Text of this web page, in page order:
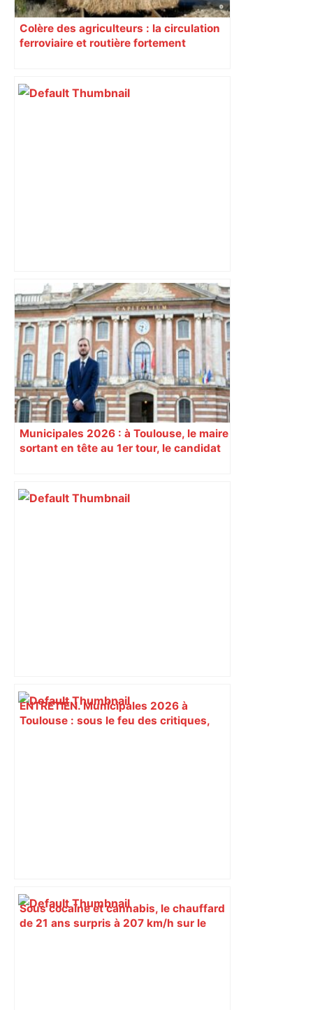
Colère des agriculteurs : la circulation
ferroviaire et routière fortement
Près de Toulouse : dans cette zone
économique, un axe majeur va être
fermé en fin de soirée, voici les
déviations – Actu.fr
Municipales 2026 : à Toulouse, le maire
sortant en tête au 1er tour, le candidat
ENTRETIEN. Municipales 2026 à
Toulouse : sous le feu des critiques,
Sous cocaïne et cannabis, le chauffard
de 21 ans surpris à 207 km/h sur le